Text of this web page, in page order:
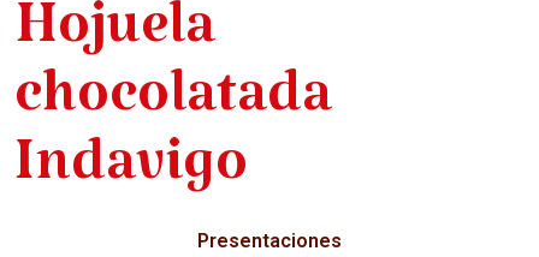
Hojuela
chocolatada
Indavigo
Presentaciones